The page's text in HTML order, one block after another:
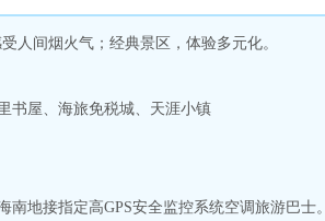
人间烟火气；经典景区，体验多元化。
书屋、海旅免税城、天涯小镇
地接指定高GPS安全监控系统空调旅游巴士。